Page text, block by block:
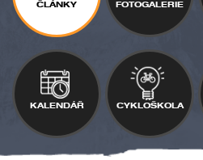
ČLÁNKY FOTOGALERIE
KALENDÁŘ CYKLOŠKOLA